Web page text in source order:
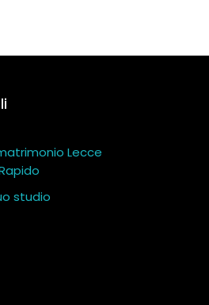
Lecce
studio